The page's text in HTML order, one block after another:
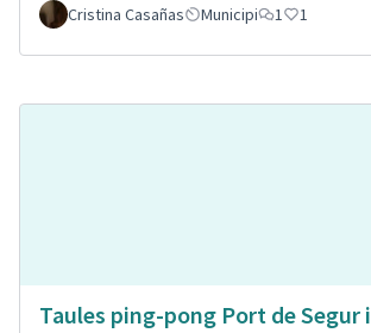
Cristina Casañas
Municipi 1 1
Taules ping-pong Port de Segur i